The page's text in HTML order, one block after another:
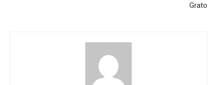
Grato